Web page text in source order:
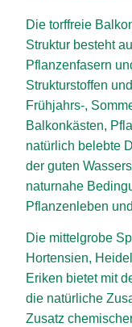
Die torffreie
Struktur besteht
Pflanzenfasern
Strukturstoffen
Frühjahrs-,
Balkonkästen,
natürlich belebte
der guten
naturnahe
Pflanzenleben
Die mittelgrobe
Hortensien,
Eriken bietet mit
die natürliche
Zusatz